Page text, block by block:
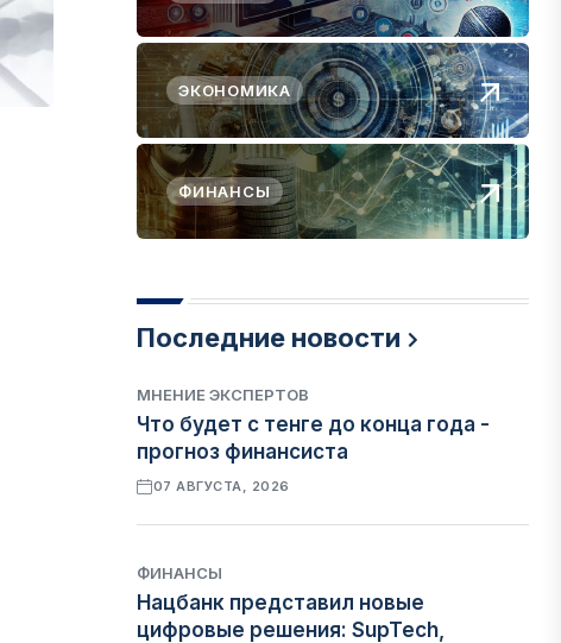
ЭКОНОМИКА
ФИНАНСЫ
Последние новости
МНЕНИЕ ЭКСПЕРТОВ
Что будет с тенге до конца года -
прогноз финансиста
07 АВГУСТА, 2026
ФИНАНСЫ
Нацбанк представил новые
цифровые решения: SupTech,